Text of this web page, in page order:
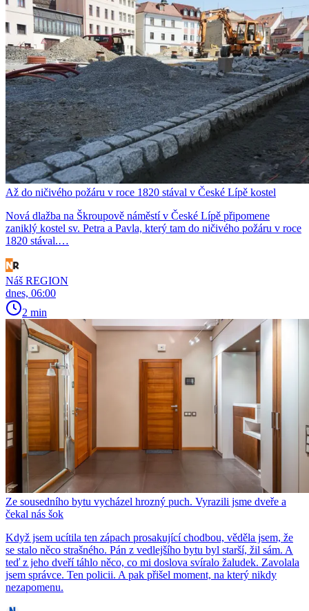
Až do ničivého požáru v roce 1820 stával v České Lípě kostel
Nová dlažba na Škroupově náměstí v České Lípě připomene
zaniklý kostel sv. Petra a Pavla, který tam do ničivého požáru v roce
1820 stával.…
Náš REGION
dnes, 06:00
2 min
Ze sousedního bytu vycházel hrozný puch. Vyrazili jsme dveře a
čekal nás šok
Když jsem ucítila ten zápach prosakující chodbou, věděla jsem, že
se stalo něco strašného. Pán z vedlejšího bytu byl starší, žil sám. A
teď z jeho dveří táhlo něco, co mi doslova svíralo žaludek. Zavolala
jsem správce. Ten policii. A pak přišel moment, na který nikdy
nezapomenu.